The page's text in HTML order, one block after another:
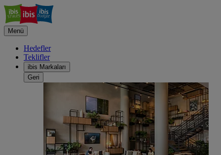
Menü
Hedefler
Teklifler
ibis Markaları
Geri